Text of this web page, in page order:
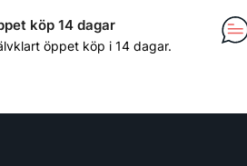
köp 14 dagar
öppet köp i 14 dagar.